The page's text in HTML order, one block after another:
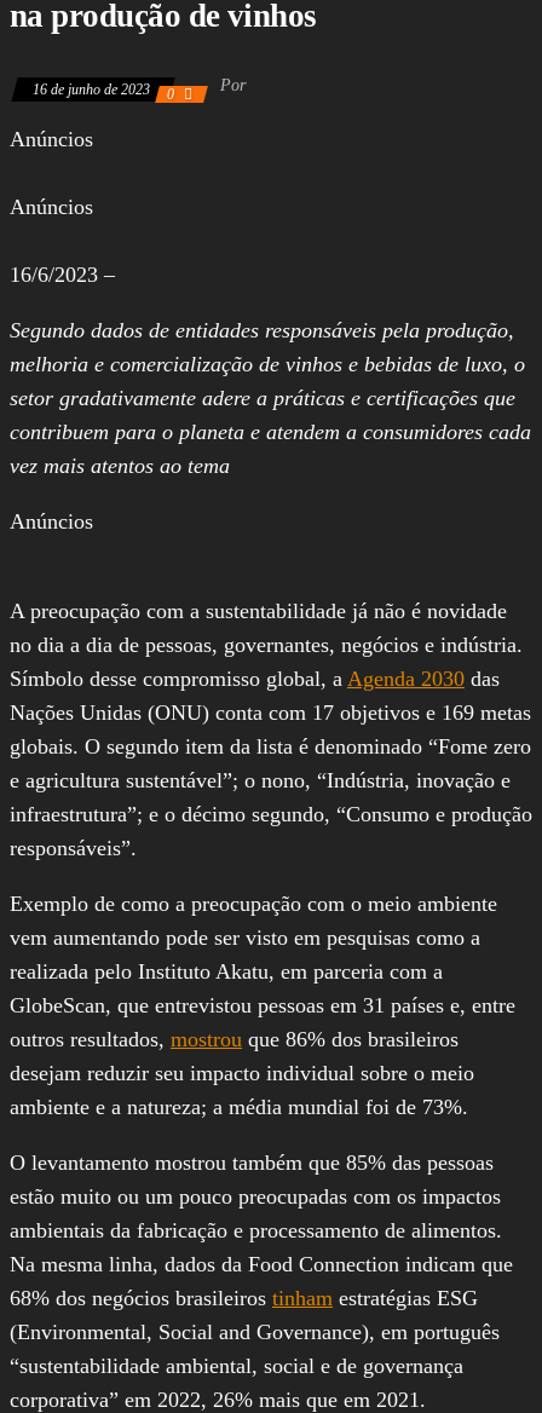
Assembleia
Oportunidades,
na produção de vinhos
16 de junho de 2023 0 Por
Anúncios
Anúncios
16/6/2023 –
Segundo dados de entidades responsáveis pela produção,
melhoria e comercialização de vinhos e bebidas de luxo, o
setor gradativamente adere a práticas e certificações que
contribuem para o planeta e atendem a consumidores cada
vez mais atentos ao tema
Anúncios
A preocupação com a sustentabilidade já não é novidade
no dia a dia de pessoas, governantes, negócios e indústria.
Símbolo desse compromisso global, a Agenda 2030 das
Nações Unidas (ONU) conta com 17 objetivos e 169 metas
globais. O segundo item da lista é denominado “Fome zero
e agricultura sustentável”; o nono, “Indústria, inovação e
infraestrutura”; e o décimo segundo, “Consumo e produção
responsáveis”.
Exemplo de como a preocupação com o meio ambiente
vem aumentando pode ser visto em pesquisas como a
realizada pelo Instituto Akatu, em parceria com a
GlobeScan, que entrevistou pessoas em 31 países e, entre
outros resultados, mostrou que 86% dos brasileiros
desejam reduzir seu impacto individual sobre o meio
ambiente e a natureza; a média mundial foi de 73%.
O levantamento mostrou também que 85% das pessoas
estão muito ou um pouco preocupadas com os impactos
ambientais da fabricação e processamento de alimentos.
Na mesma linha, dados da Food Connection indicam que
68% dos negócios brasileiros tinham estratégias ESG
(Environmental, Social and Governance), em português
“sustentabilidade ambiental, social e de governança
corporativa” em 2022, 26% mais que em 2021.